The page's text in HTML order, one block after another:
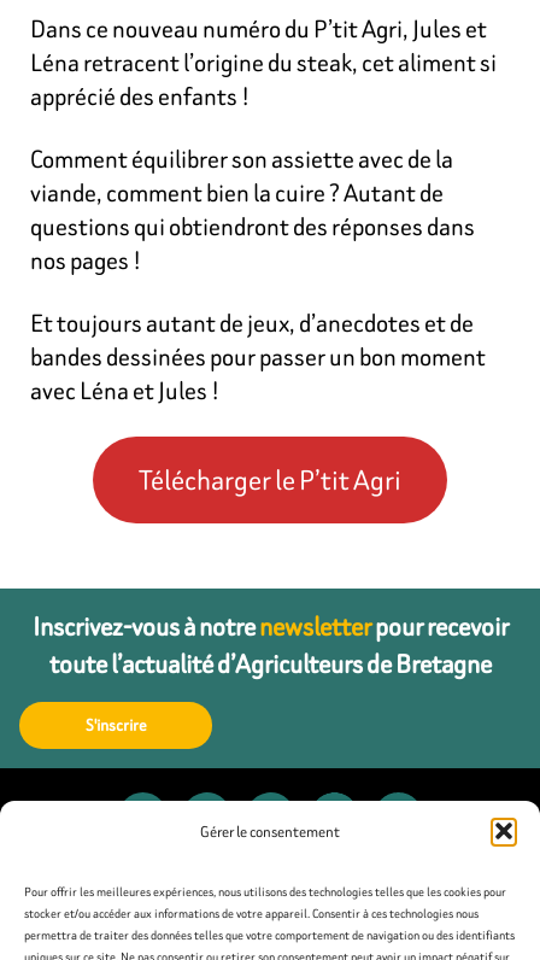
Gérer le consentement
Pour offrir les meilleures expériences, nous utilisons des technologies telles que les cookies pour
stocker et/ou accéder aux informations de votre appareil. Consentir à ces technologies nous
permettra de traiter des données telles que votre comportement de navigation ou des identifiants
Dans ce nouveau numéro du P’tit Agri, Jules et
Léna retracent l’origine du steak, cet aliment si
apprécié des enfants !
Comment équilibrer son assiette avec de la
viande, comment bien la cuire ? Autant de
questions qui obtiendront des réponses dans
nos pages !
Et toujours autant de jeux, d’anecdotes et de
bandes dessinées pour passer un bon moment
avec Léna et Jules !
Télécharger le P’tit Agri
Inscrivez-vous à notrenewsletterpour recevoir
toute l’actualité d’Agriculteurs de Bretagne
S'inscrire
Contact